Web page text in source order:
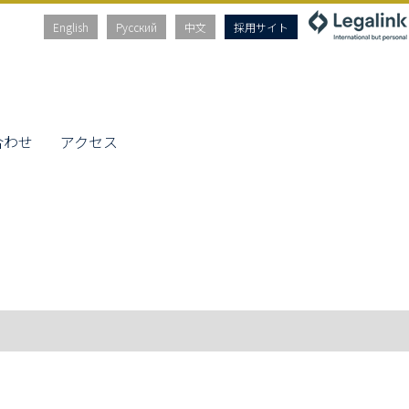
English Русский 中文 採用サイト
せ アクセス